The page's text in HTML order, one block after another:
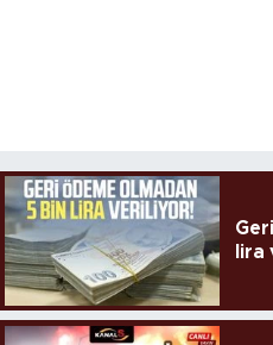
lira